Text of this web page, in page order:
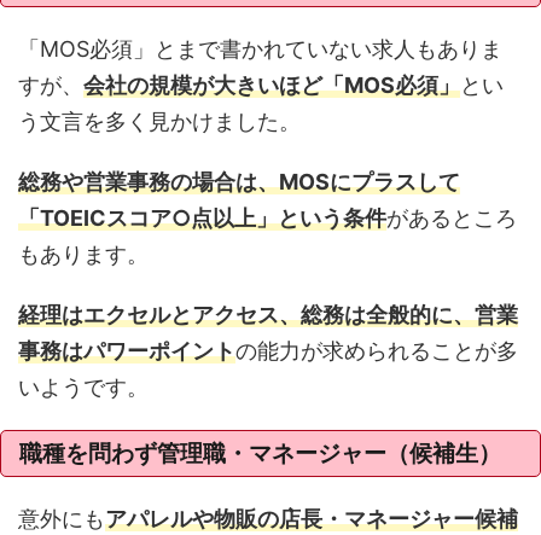
「MOS必須」とまで書かれていない求人もありま
すが、 会社の規模が大きいほど「MOS必須」とい
う文言を多く見かけました。
総務や営業事務の場合は、MOSにプラスして
「TOEICスコア○点以上」という条件があるところ
もあります。
経理はエクセルとアクセス、総務は全般的に、営業
事務はパワーポイントの能力が求められることが多
いようです。
職種を問わず管理職・マネージャー（候補生）
意外にもアパレルや物販の店長・マネージャー候補